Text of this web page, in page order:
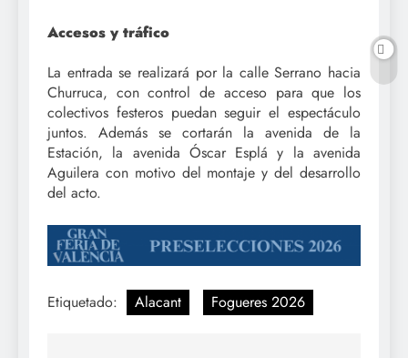
Accesos y tráfico
La entrada se realizará por la calle Serrano hacia
Churruca, con control de acceso para que los
colectivos festeros puedan seguir el espectáculo
juntos. Además se cortarán la avenida de la
Estación, la avenida Óscar Esplá y la avenida
Aguilera con motivo del montaje y del desarrollo
del acto.
Etiquetado: Alacant Fogueres 2026